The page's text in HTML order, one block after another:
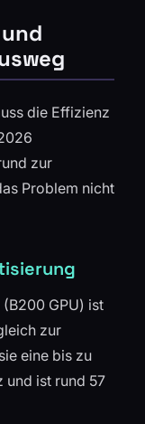
die Effizienz
zur
Problem nicht
GPU) ist
zur
eine bis zu
und ist rund 57